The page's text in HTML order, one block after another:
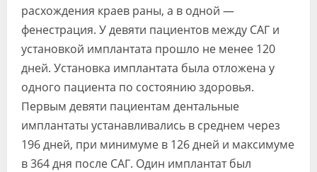
расхождения краев раны, а в одной —
фенестрация. У девяти пациентов между САГ и
установкой имплантата прошло не менее 120
дней. Установка имплантата была отложена у
одного пациента по состоянию здоровья.
Первым девяти пациентам дентальные
имплантаты устанавливались в среднем через
196 дней, при минимуме в 126 дней и максимуме
в 364 дня после САГ. Один имплантат был